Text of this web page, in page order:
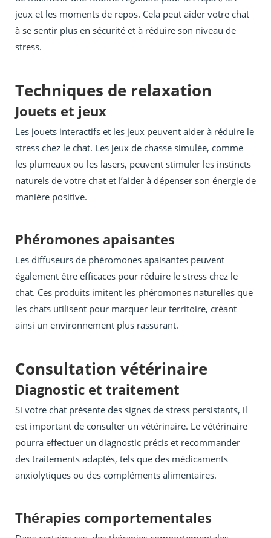
jeux et les moments de repos. Cela peut aider votre chat
à se sentir plus en sécurité et à réduire son niveau de
stress.
Techniques de relaxation
Jouets et jeux
Les jouets interactifs et les jeux peuvent aider à réduire le
stress chez le chat. Les jeux de chasse simulée, comme
les plumeaux ou les lasers, peuvent stimuler les instincts
naturels de votre chat et l’aider à dépenser son énergie de
manière positive.
Phéromones apaisantes
Les diffuseurs de phéromones apaisantes peuvent
également être efficaces pour réduire le stress chez le
chat. Ces produits imitent les phéromones naturelles que
les chats utilisent pour marquer leur territoire, créant
ainsi un environnement plus rassurant.
Consultation vétérinaire
Diagnostic et traitement
Si votre chat présente des signes de stress persistants, il
est important de consulter un vétérinaire. Le vétérinaire
pourra effectuer un diagnostic précis et recommander
des traitements adaptés, tels que des médicaments
anxiolytiques ou des compléments alimentaires.
Thérapies comportementales